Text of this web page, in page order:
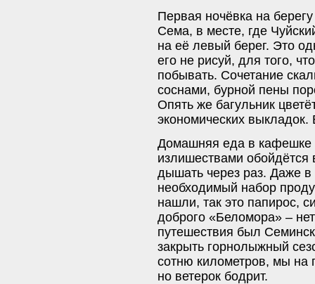
Первая ночёвка на
Сема, в месте, где
на её левый берег. Это
его не рисуй, для того,
побывать. Сочетание
соснами, бурной пены
Опять же багульник
экономических
Домашняя еда в кафешке
излишествами обойдётся
дышать через раз. Даже в
необходимый набор
нашли, так это папирос,
доброго «Беломора» –
путешествия был
закрыть горнолыжный
сотню километров, мы на
но ветерок бодрит.